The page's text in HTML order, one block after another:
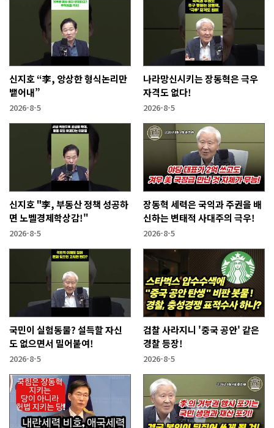
신지호 “李, 앙상한 형식논리만
뱉어내”
2026-8-5
나라망신시키는 장동혁은 극우
자격도 없다!
2026-8-5
신지호 "李, 부동산 정책 성공하
면 노벨경제학상감!"
2026-8-5
장동혁 세력은 국익과 주권을 배
신하는 변태적 사대주의 극우!
2026-8-5
국민이 실험동물? 설득할 자신
도 없으면서 밀어붙여!
2026-8-5
검찰 사라지니 '중국 공안' 같은
경찰 등장!
2026-8-5